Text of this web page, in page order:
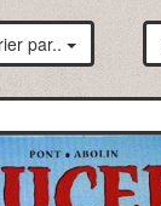
par..